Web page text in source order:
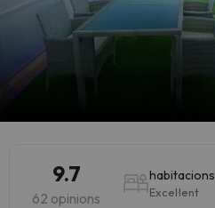
9.7
62 opinions
habitacions
Excel·lent